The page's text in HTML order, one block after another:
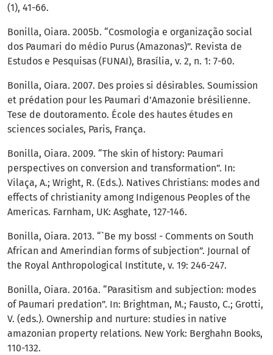
(1), 41-66.
Bonilla, Oiara. 2005b. “Cosmologia e organização social
dos Paumari do médio Purus (Amazonas)”. Revista de
Estudos e Pesquisas (FUNAI), Brasília, v. 2, n. 1: 7-60.
Bonilla, Oiara. 2007. Des proies si désirables. Soumission
et prédation pour les Paumari d’Amazonie brésilienne.
Tese de doutoramento. École des hautes études en
sciences sociales, Paris, França.
Bonilla, Oiara. 2009. “The skin of history: Paumari
perspectives on conversion and transformation”. In:
Vilaça, A.; Wright, R. (Eds.). Natives Christians: modes and
effects of christianity among Indigenous Peoples of the
Americas. Farnham, UK: Asghate, 127-146.
Bonilla, Oiara. 2013. “`Be my boss! - Comments on South
African and Amerindian forms of subjection”. Journal of
the Royal Anthropological Institute, v. 19: 246-247.
Bonilla, Oiara. 2016a. “Parasitism and subjection: modes
of Paumari predation”. In: Brightman, M.; Fausto, C.; Grotti,
V. (eds.). Ownership and nurture: studies in native
amazonian property relations. New York: Berghahn Books,
110-132.